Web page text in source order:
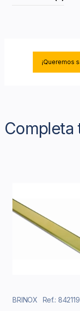
¡Queremos
Completa
BRINOX Ref.: